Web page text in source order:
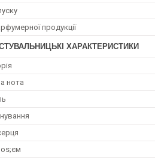
продукції
ХАРАКТЕРИСТИКИ
нота